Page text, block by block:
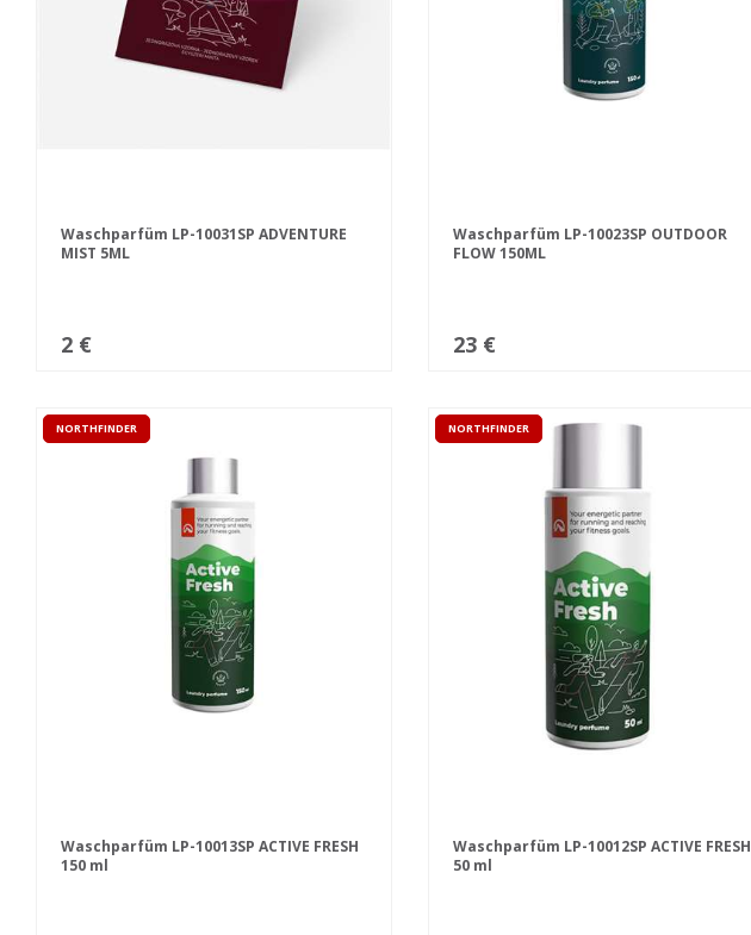
Waschparfüm LP-10031SP ADVENTURE
MIST 5ML
2 €
Waschparfüm LP-10023SP OUTDOOR
FLOW 150ML
23 €
NORTHFINDER
Waschparfüm LP-10013SP ACTIVE FRESH
150 ml
NORTHFINDER
Waschparfüm LP-10012SP ACTIVE FRESH
50 ml